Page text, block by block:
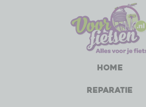
Home
Reparatie